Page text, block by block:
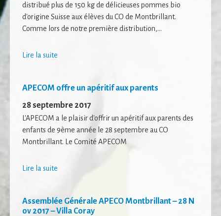
distribué plus de 150 kg de délicieuses pommes bio
d'origine Suisse aux élèves du CO de Montbrillant.
Comme lors de notre première distribution,...
Lire la suite
APECOM offre un apéritif aux parents
28 septembre 2017
L'APECOM a le plaisir d'offrir un apéritif aux parents des
enfants de 9ème année le 28 septembre au CO
Montbrillant. Le Comité APECOM
Lire la suite
Assemblée Générale APECO Montbrillant – 28 N
ov 2017 – Villa Coray